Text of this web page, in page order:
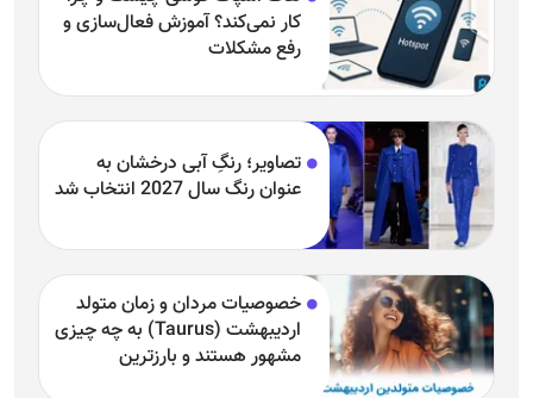
تصاویر؛ رنگِ آبی درخشان به
عنوان رنگ سال 2027 انتخاب شد
خصوصیات مردان و زمان متولد
اردیبهشت (Taurus) به چه چیزی
خصوصیت اردیبهشتی‌ها چیست؟
طرز تهیه و ساخت پروتئین وی
خانگی به آسان‌ترین روش